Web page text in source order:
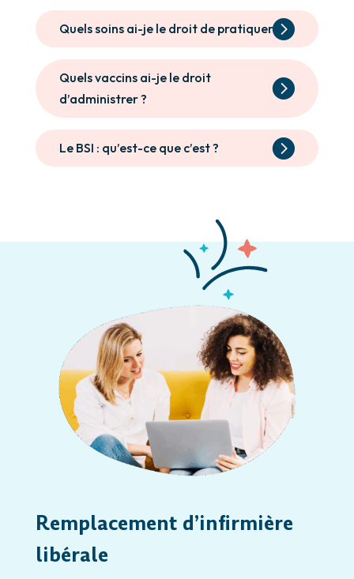
Quels soins ai-je le droit de pratiquer ?
Quels vaccins ai-je le droit
d’administrer ?
Le BSI : qu’est-ce que c’est ?
Remplacement d’infirmière
libérale